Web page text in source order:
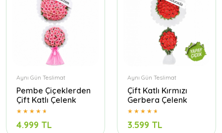
Aynı Gün Teslimat
Pembe Çiçeklerden
Çift Katlı Çelenk
4.999 TL
Aynı Gün Teslimat
Çift Katlı Kırmızı
Gerbera Çelenk
3.599 TL